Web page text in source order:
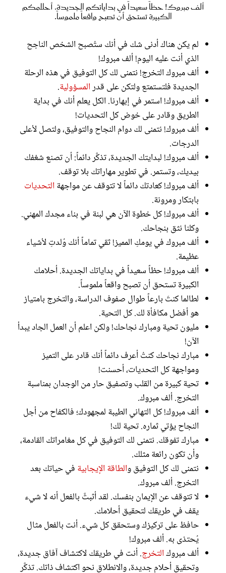
ألف مبروك! حظاً سعيداً في بداياتكم الجديدة. أحلامكم
الكبيرة تستحق أن تصبح واقعاً ملموساً.
لم يكن هناك أدنى شك في أنك ستُصبح الشخص الناجح
الذي أنت عليه اليوم! ألف مبروك!
ألف مبروك التخرج! نتمنى لك كل التوفيق في هذه الرحلة
الجديدة فلتستمتع ولتكن على قدرالمسؤولية.
ألف مبروك! استمر في إبهارنا. الكل يعلم أنك في بداية
الطريق وقادر على خوض كل التحديات!
ألف مبروك! نتمنى لك دوام النجاح والتوفيق، ولتصل لأعلى
الدرجات.
ألف مبروك! لبدايتك الجديدة، تذكَّر دائماً: أن تصنع شغفك
بيديك، وتستمر. في تطوير مهاراتك بلا توقف.
ألف مبروك! كعادتك دائماً لا تتوقف عن مواجهة التحديات
بابتكار ومرونة.
ألف مبروك! كل خطوة الآن هي لبنة في بناء مجدك المهني.
وكلنا نثق بنجاحك.
ألف مبروك في يومكِ المميز! ثقي تماماً أنك وُلدتِ لأشياء
عظيمة.
ألف مبروك! حظاً سعيداً في بداياتك الجديدة. أحلامك
الكبيرة تستحق أن تصبح واقعاً ملموساً.
لطالما كنتَ بارعاً طوال صفوف الدراسة، والتخرج بامتياز
هو أفضل مكافأة لك. كل التحية.
مليون تحية ومبارك نجاحك! ولكن اعلم أن العمل الجاد يبدأ
الآن!
مبارك نجاحك كنتُ أعرف دائماً أنك قادر على التميز
ومواجهة كل التحديات، أحسنت!
تحية كبيرة من القلب وتصفيق حار من الوجدان بمناسبة
التخرج. ألف مبروك.
ألف مبروك! كل التهاني الطيبة لمجهودك؛ فالكفاح من أجل
النجاح يؤتي ثماره. تحية لك!
مبارك تفوقك. نتمنى لك التوفيق في كل مغامراتك القادمة،
وأن تكون رائعة مثلك.
نتمنى لك كل التوفيق والطاقة الإيجابية في حياتك بعد
التخرج. ألف مبروك.
لا تتوقف عن الإيمان بنفسك. لقد أثبتَّ بالفعل أنه لا شيء
يقف في طريقك لتحقيق أحلامك.
حافظ على تركيزك وستحقق كل شيء. أنت بالفعل مثال
يُحتذى به. ألف مبروك!
ألف مبروكالتخرج. أنت في طريقك لاكتشاف آفاق جديدة،
وتحقيق أحلام جديدة، والانطلاق نحو اكتشاف ذاتك. تذكَّر